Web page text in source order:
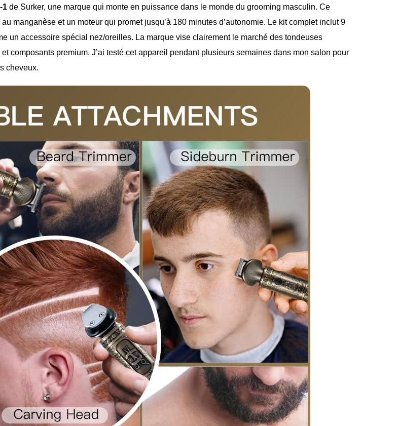
1 de Surker, une marque qui monte en puissance dans le monde du grooming masculin. Ce
manganèse et un moteur qui promet jusqu’à 180 minutes d’autonomie. Le kit complet inclut 9
un accessoire spécial nez/oreilles. La marque vise clairement le marché des tondeuses
composants premium. J’ai testé cet appareil pendant plusieurs semaines dans mon salon pour
cheveux.